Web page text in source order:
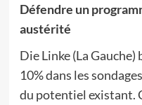
Défendre un
austérité
Die Linke (La Gauche)
10% dans les
du potentiel existant.